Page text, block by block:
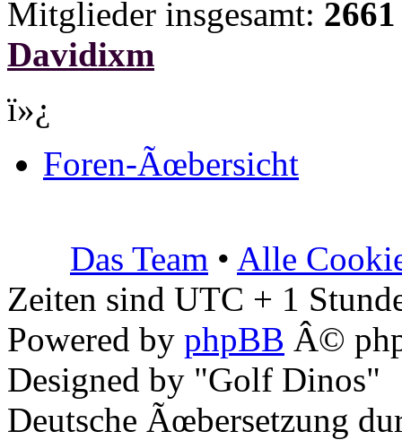
Mitglieder insgesamt: 2661
Davidixm
ï»¿
Foren-Ãœbersicht
Das Team • Alle
Zeiten sind UTC + 1
Powered by phpBB Â©
Designed by "Golf Dinos"
Deutsche Ãœbersetzung